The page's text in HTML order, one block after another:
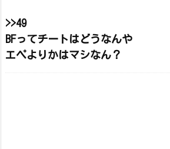
>>49
BFってチートはどうなんや
エペよりかはマシなん？